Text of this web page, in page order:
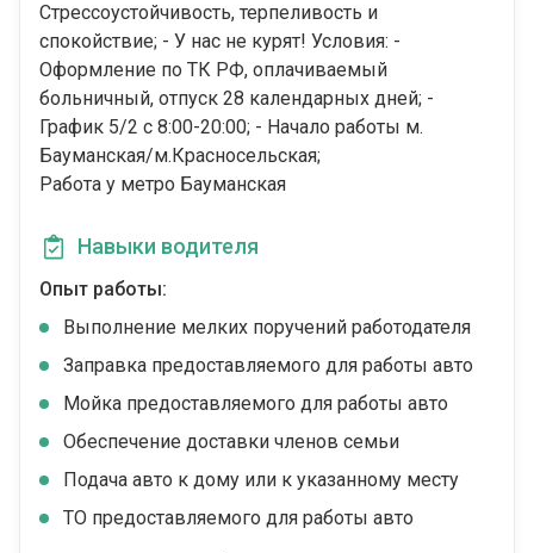
Стрессоустойчивость, терпеливость и
спокойствие; - У нас не курят! Условия: -
Оформление по ТК РФ, оплачиваемый
больничный, отпуск 28 календарных дней; -
График 5/2 с 8:00-20:00; - Начало работы м.
Бауманская/м.Красносельская;
Работа у метро Бауманская
Навыки водителя
Опыт работы:
Выполнение мелких поручений работодателя
Заправка предоставляемого для работы авто
Мойка предоставляемого для работы авто
Обеспечение доставки членов семьи
Подача авто к дому или к указанному месту
ТО предоставляемого для работы авто